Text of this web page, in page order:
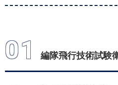
01 編隊飛行技術試